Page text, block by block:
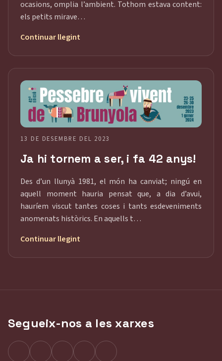
ocasions, omplia l’ambient. Tothom estava content:
els petits mirave…
Continuar llegint
13 DE DESEMBRE DEL 2023
Ja hi tornem a ser, i fa 42 anys!
Des d’un llunyà 1981, el món ha canviat; ningú en
aquell moment hauria pensat que, a dia d’avui,
hauríem viscut tantes coses i tants esdeveniments
anomenats històrics. En aquells t…
Continuar llegint
Segueix-nos a les xarxes